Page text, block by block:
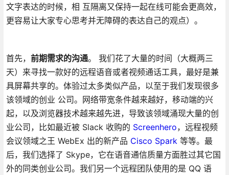
文字表达的时候，相 互隔离又保持一起在线可能会更高效，
更容易让大家专心思考并无障碍的表达自己的观点）。
首先， 前期需求的沟通。 我们花了大量的时间（大概两三
天）来寻找一款好的远程语音或者视频通话工具，最好是兼
具屏幕共享的。体验过太多类似产品，以至于我们发现很多
该领域的创业 公司。网络带宽条件越来越好，移动端的兴
起，以及浏览器技术越来越先进，导致该领域涌现大量的创
业公司，比如最近被 Slack 收购的 Screenhero，远程视频
会议领域之王 WebEx 出的新产品 Cisco Spark 等等。最
后，我们选择了 Skype，它在语音通信质量方面胜过其它国
外的同类创业公司。我们另一个远程团队使用的是 QQ 语